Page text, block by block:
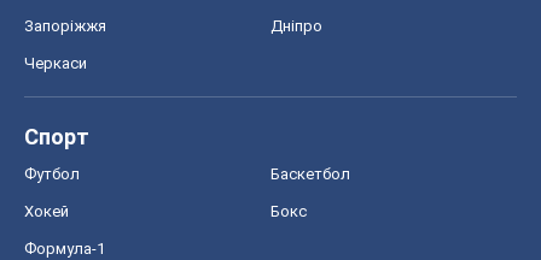
Запоріжжя Дніпро
Черкаси
Спорт
Футбол Баскетбол
Хокей Бокс
Формула-1